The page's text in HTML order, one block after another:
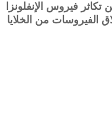
فيروس الإنفلونزا
الفيروسات من الخلايا